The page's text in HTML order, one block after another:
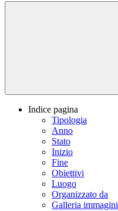
Indice pagina
Tipologia
Anno
Stato
Inizio
Fine
Obiettivi
Luogo
Organizzato da
Galleria immagini